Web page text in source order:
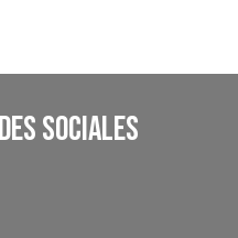
Sociales